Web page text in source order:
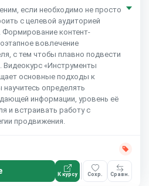
если необходимо не просто
с целевой аудиторией
контент-
вовлечение
с тем чтобы плавно подвести
Видеокурс «Инструменты
основные подходы к
определять
информации, уровень её
и встраивать работу с
продвижения.
К курсу Сохр. Сравн.